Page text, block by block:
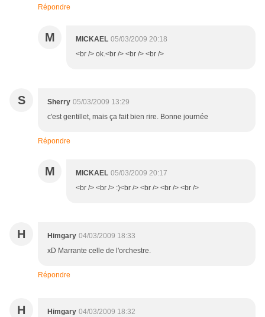
Répondre
M MICKAEL 05/03/2009 20:18
<br /> ok.<br /> <br /> <br />
S Sherry 05/03/2009 13:29
c'est gentillet, mais ça fait bien rire. Bonne journée
Répondre
M MICKAEL 05/03/2009 20:17
<br /> <br /> :)<br /> <br /> <br /> <br />
H Himgary 04/03/2009 18:33
xD Marrante celle de l'orchestre.
Répondre
H Himgary 04/03/2009 18:32